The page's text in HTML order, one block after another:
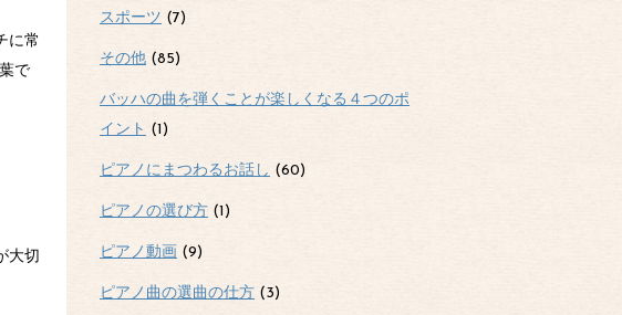
に常
で
大切
スポーツ (7)
その他 (85)
バッハの曲を弾くことが楽しくなる４つのポ
イント (1)
ピアノにまつわるお話し (60)
ピアノの選び方 (1)
ピアノ動画 (9)
ピアノ曲の選曲の仕方 (3)